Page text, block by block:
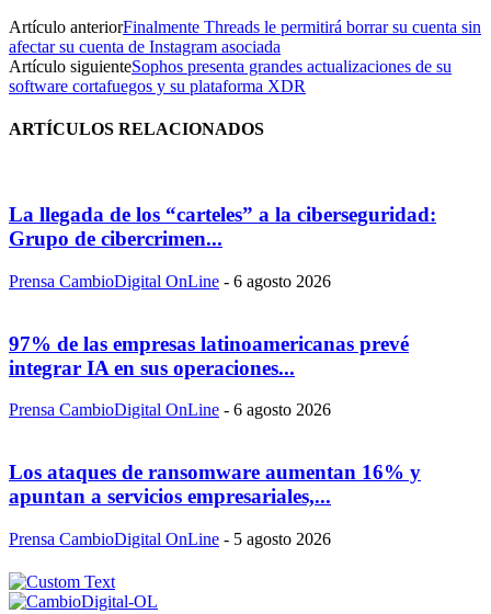
Artículo anteriorFinalmente Threads le permitirá borrar su cuenta sin
afectar su cuenta de Instagram asociada
Artículo siguienteSophos presenta grandes actualizaciones de su
software cortafuegos y su plataforma XDR
ARTÍCULOS RELACIONADOS
La llegada de los “carteles” a la ciberseguridad:
Grupo de cibercrimen...
Prensa CambioDigital OnLine - 6 agosto 2026
97% de las empresas latinoamericanas prevé
integrar IA en sus operaciones...
Prensa CambioDigital OnLine - 6 agosto 2026
Los ataques de ransomware aumentan 16% y
apuntan a servicios empresariales,...
Prensa CambioDigital OnLine - 5 agosto 2026